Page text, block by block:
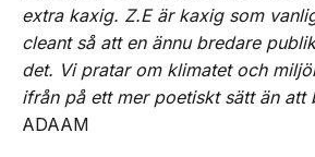
extra kaxig. Z.E är kaxig som
cleant så att en ännu bredare
det. Vi pratar om klimatet och
ifrån på ett mer poetiskt sätt än att
ADAAM